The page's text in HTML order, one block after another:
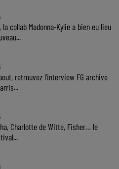
la collab Madonna-Kylie a bien eu lieu
retrouvez l'interview FG archive
Charlotte de Witte, Fisher… le